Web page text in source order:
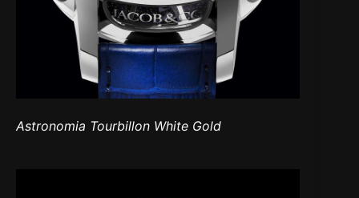
Astronomia Tourbillon White Gold